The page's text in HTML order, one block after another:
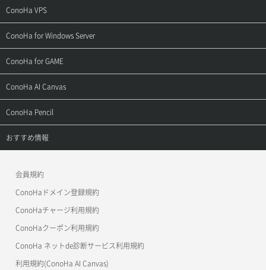
ご契約・お支払い
用語集
お問い合わせ
サポートトップ
ご利用ガイド
お乗り換えガイド
よくある質問
ConoHa VPS
サポートトップ
ご利用ガイド
APIドキュメントVPS2.0
APIドキュメントVPS3.0
ConoHa for Windows Server
サポートトップ
ご利用ガイド
APIドキュメントVPS2.0
APIドキュメントVPS3.0
ConoHa for GAME
サポートトップ
ご利用ガイド
ConoHa AI Canvas
サポートトップ
ご利用ガイド
ConoHa Pencil
サポートトップ
おすすめ情報
美雲このは徹底ガイド
会員規約
ConoHaドメイン登録規約
ConoHaチャージ利用規約
ConoHaクーポン利用規約
ConoHa ネットde診断サービス利用規約
利用規約(ConoHa AI Canvas)